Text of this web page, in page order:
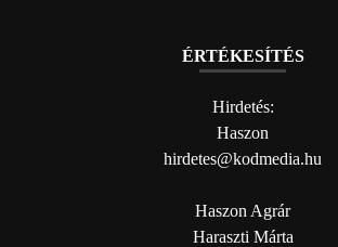
ÉRTÉKESÍTÉS
Hirdetés:
Haszon
hirdetes@kodmedia.hu
Haszon Agrár
Haraszti Márta